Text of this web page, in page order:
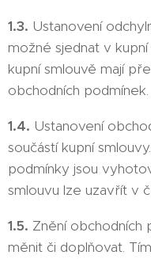
1.3. Ustanovení
možné sjednat v
kupní smlouvě mají
obchodních podmínek.
1.4. Ustanovení
součástí kupní
podmínky jsou
smlouvu lze uzavřít v
1.5. Znění obchodních
měnit či doplňovat.